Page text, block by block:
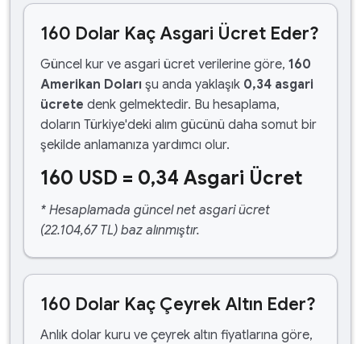
160 Dolar Kaç Asgari Ücret Eder?
Güncel kur ve asgari ücret verilerine göre, 160
Amerikan Doları şu anda yaklaşık 0,34 asgari
ücrete denk gelmektedir. Bu hesaplama,
doların Türkiye'deki alım gücünü daha somut bir
şekilde anlamanıza yardımcı olur.
160 USD = 0,34 Asgari Ücret
* Hesaplamada güncel net asgari ücret
(22.104,67 TL) baz alınmıştır.
160 Dolar Kaç Çeyrek Altın Eder?
Anlık dolar kuru ve çeyrek altın fiyatlarına göre,